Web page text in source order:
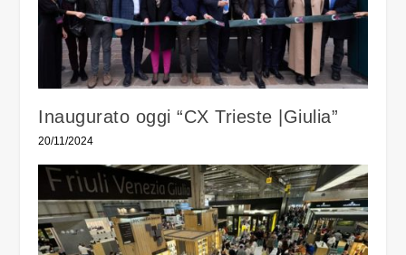
Inaugurato oggi “CX Trieste |Giulia”
20/11/2024